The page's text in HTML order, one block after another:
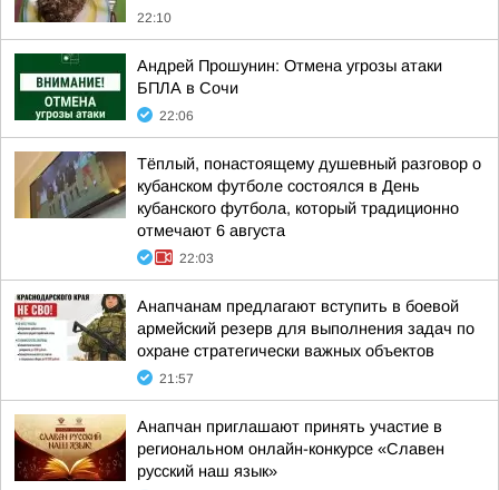
22:10
Андрей Прошунин: Отмена угрозы атаки
БПЛА в Сочи
22:06
Тёплый, понастоящему душевный разговор о
кубанском футболе состоялся в День
кубанского футбола, который традиционно
отмечают 6 августа
22:03
Анапчанам предлагают вступить в боевой
армейский резерв для выполнения задач по
охране стратегически важных объектов
21:57
Анапчан приглашают принять участие в
региональном онлайн-конкурсе «Славен
русский наш язык»